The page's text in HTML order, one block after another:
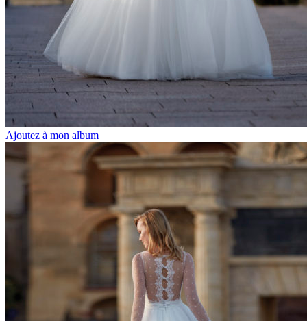
Ajoutez à mon album